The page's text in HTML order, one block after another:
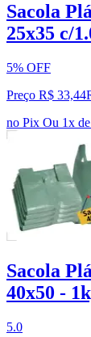
Sacola
25x35 c/
5% OFF
Preço R$ 33,44
no Pix Ou 1x
Sacola
40x50 -
5.0